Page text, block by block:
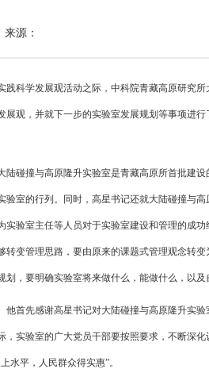
来源：
践科学发展观活动之际，中科院青藏高原研究
展观，并就下一步的实验室发展规划等事项进行
陆碰撞与高原隆升实验室是青藏高原所首批建
验室的行列。同时，高星书记还就大陆碰撞与
实验室主任等人员对于实验室建设和管理的成
转变管理思路，要由原来的课题式管理观念转
划，要明确实验室将来做什么，能做什么，以
他首先感谢高星书记对大陆碰撞与高原隆升实
，实验室的广大党员干部要按照要求，不断深
水平，人民群众得实惠”。